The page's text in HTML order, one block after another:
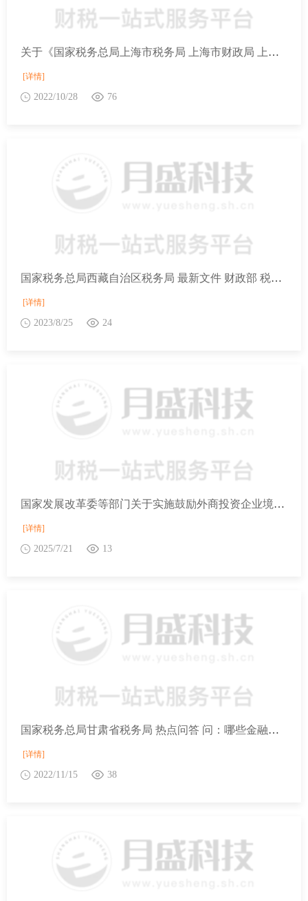
关于《国家税务总局上海市税务局 上海市财政局 上海市人力资源和社会保障局 上海市医疗保障局 中国人民银行上海分行关于本市社会保险费征收有关事项的通告》的热点问答
[详情]
2022/10/28 76
国家税务总局西藏自治区税务局 最新文件 财政部 税务总局关于支持货物期货市场对外开放有关增值税政策的公告
[详情]
2023/8/25 24
国家发展改革委等部门关于实施鼓励外商投资企业境内再投资若干措施的通知
[详情]
2025/7/21 13
国家税务总局甘肃省税务局 热点问答 问：哪些金融机构可以发行个人养老金产品？
[详情]
2022/11/15 38